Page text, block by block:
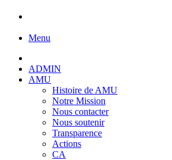
Menu
ADMIN
AMU
Histoire de AMU
Notre Mission
Nous contacter
Nous soutenir
Transparence
Actions
CA